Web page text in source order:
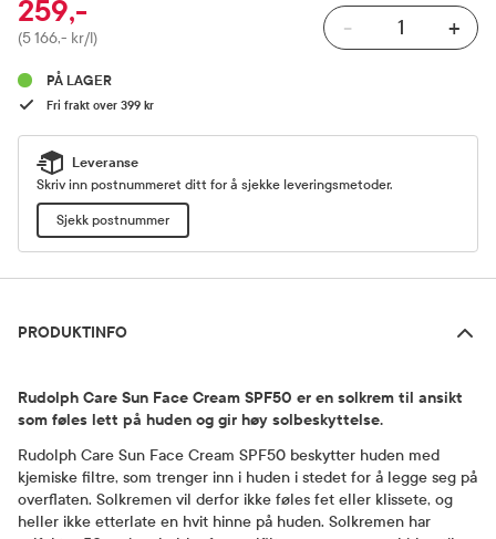
Pris
259,-
(5 166,- kr/l) - +
PÅ LAGER
Fri frakt over 399 kr
Leveranse
Skriv inn postnummeret ditt for å sjekke leveringsmetoder.
Sjekk postnummer
PRODUKTINFO
Rudolph Care Sun Face Cream SPF50 er en solkrem til ansikt
som føles lett på huden og gir høy solbeskyttelse.
Rudolph Care Sun Face Cream SPF50 beskytter huden med
kjemiske filtre, som trenger inn i huden i stedet for å legge seg på
overflaten. Solkremen vil derfor ikke føles fet eller klissete, og
heller ikke etterlate en hvit hinne på huden. Solkremen har